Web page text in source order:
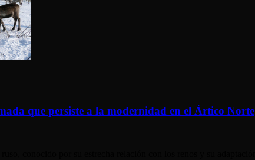
que persiste a la modernidad en el Ártico Norte